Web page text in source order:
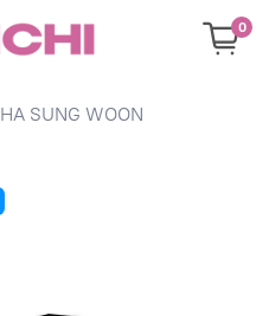
0
HA SUNG WOON